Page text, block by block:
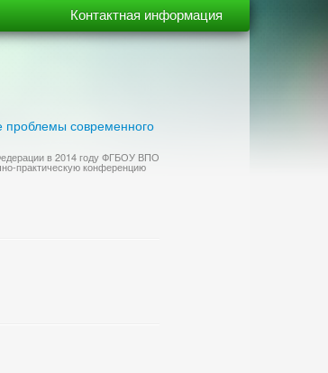
Контактная информация
проблемы современного
в 2014 году ФГБОУ ВПО
практическую конференцию